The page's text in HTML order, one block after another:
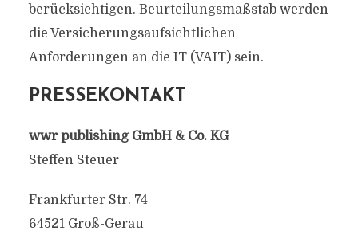
berücksichtigen. Beurteilungsmaßstab werden
die Versicherungsaufsichtlichen
Anforderungen an die IT (VAIT) sein.
PRESSEKONTAKT
wwr publishing GmbH & Co. KG
Steffen Steuer
Frankfurter Str. 74
64521 Groß-Gerau